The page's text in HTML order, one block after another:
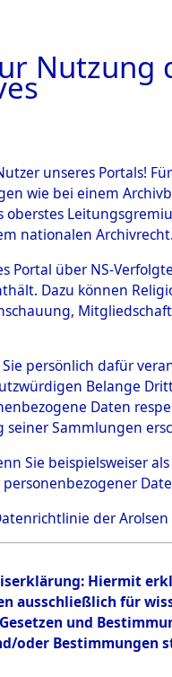
4Akten
GUSTAV
Land
Deutschland
13078
DOKUMENTE
Nutzung
unseres Portals!
wie bei einem
oberstes
nationalen
Portal über NS-
Dazu können
persönlich dafür
Belange
Daten
seiner Sammlungen
Sie beispielsweiser
der Arolsen
Hiermit
ausschließlich für
und
oder Bestimmungen